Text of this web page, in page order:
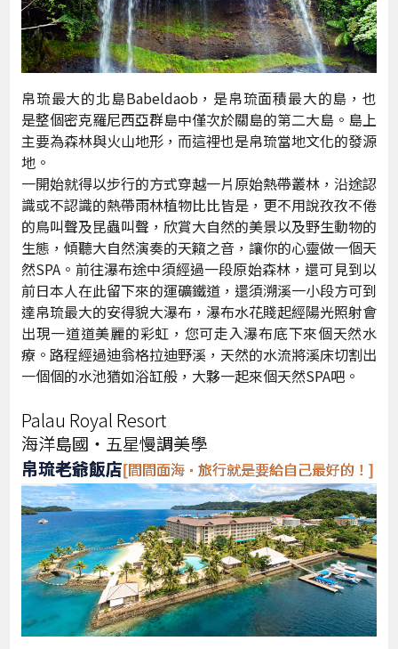
帛琉最大的北島Babeldaob，是帛琉面積最大的島，也
是整個密克羅尼西亞群島中僅次於關島的第二大島。島上
主要為森林與火山地形，而這裡也是帛琉當地文化的發源
地。
一開始就得以步行的方式穿越一片原始熱帶叢林，沿途認
識或不認識的熱帶雨林植物比比皆是，更不用說孜孜不倦
的鳥叫聲及昆蟲叫聲，欣賞大自然的美景以及野生動物的
生態，傾聽大自然演奏的天籟之音，讓你的心靈做一個天
然SPA。前往瀑布途中須經過一段原始森林，還可見到以
前日本人在此留下來的運礦鐵道，還須溯溪一小段方可到
達帛琉最大的安得貌大瀑布，瀑布水花賤起經陽光照射會
出現一道道美麗的彩虹，您可走入瀑布底下來個天然水
療。路程經過迪翁格拉迪野溪，天然的水流將溪床切割出
一個個的水池猶如浴缸般，大夥一起來個天然SPA吧。
Palau Royal Resort
海洋島國‧五星慢調美學
帛琉老爺飯店[間間面海·旅行就是要給自己最好的！]